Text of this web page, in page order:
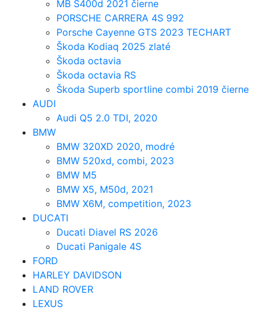
MB S400d 2021 čierne
PORSCHE CARRERA 4S 992
Porsche Cayenne GTS 2023 TECHART
Škoda Kodiaq 2025 zlaté
Škoda octavia
Škoda octavia RS
Škoda Superb sportline combi 2019 čierne
AUDI
Audi Q5 2.0 TDI, 2020
BMW
BMW 320XD 2020, modré
BMW 520xd, combi, 2023
BMW M5
BMW X5, M50d, 2021
BMW X6M, competition, 2023
DUCATI
Ducati Diavel RS 2026
Ducati Panigale 4S
FORD
HARLEY DAVIDSON
LAND ROVER
LEXUS